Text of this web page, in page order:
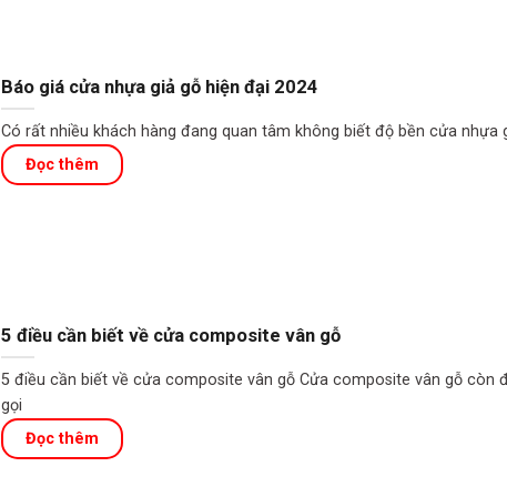
Báo giá cửa nhựa giả gỗ hiện đại 2024
Có rất nhiều khách hàng đang quan tâm không biết độ bền cửa nhựa
5 điều cần biết về cửa composite vân gỗ
5 điều cần biết về cửa composite vân gỗ Cửa composite vân gỗ còn
gọi